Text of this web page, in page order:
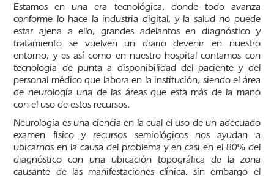
Estamos en una era tecnológica, donde todo avanza
conforme lo hace la industria digital, y la salud no puede
estar ajena a ello, grandes adelantos en diagnóstico y
tratamiento se vuelven un diario devenir en nuestro
entorno, y es así como en nuestro hospital contamos con
tecnología de punta a disponibilidad del paciente y del
personal médico que labora en la institución, siendo el área
de neurología una de las áreas que esta más de la mano
con el uso de estos recursos.
Neurología es una ciencia en la cual el uso de un adecuado
examen físico y recursos semiológicos nos ayudan a
ubicarnos en la causa del problema y en casi en el 80% del
diagnóstico con una ubicación topográfica de la zona
causante de las manifestaciones clínica, sin embargo el